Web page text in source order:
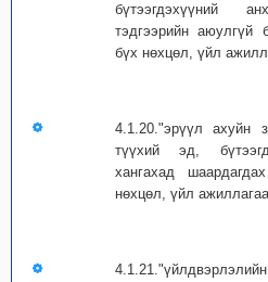
бүтээгдэхүүний
тэдгээрийн аюулгүй
бүх нөхцөл, үйл
4.1.20."эрүүл ахуйн
түүхий эд,
хангахад
нөхцөл, үйл